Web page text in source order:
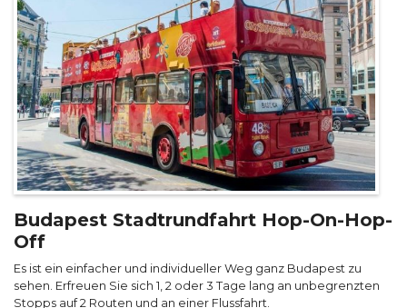
Budapest Stadtrundfahrt Hop-On-Hop-
Off
Es ist ein einfacher und individueller Weg ganz Budapest zu
sehen. Erfreuen Sie sich 1, 2 oder 3 Tage lang an unbegrenzten
Stopps auf 2 Routen und an einer Flussfahrt.